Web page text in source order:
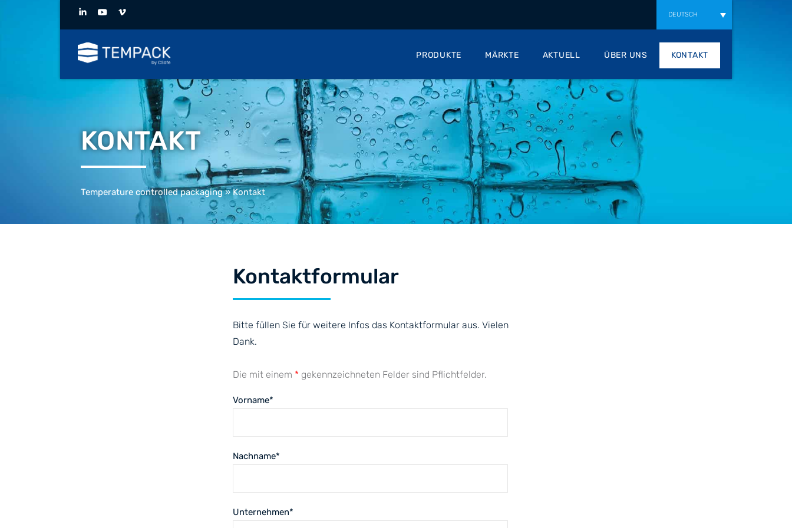
DEUTSCH
PRODUKTE MÄRKTE AKTUELL ÜBER UNS KONTAKT
KONTAKT
Temperature controlled packaging»Kontakt
Kontaktformular
Bitte füllen Sie für weitere Infos das Kontaktformular aus. Vielen
Dank.
Die mit einem * gekennzeichneten Felder sind Pflichtfelder.
Vorname*
Nachname*
Unternehmen*